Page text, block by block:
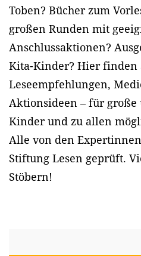
Toben? Bücher zum
großen Runden mit
Anschlussaktionen?
Kita-Kinder? Hier finden
Leseempfehlungen,
Aktionsideen – für
Kinder und zu allen
Alle von den
Stiftung Lesen geprüft.
Stöbern!